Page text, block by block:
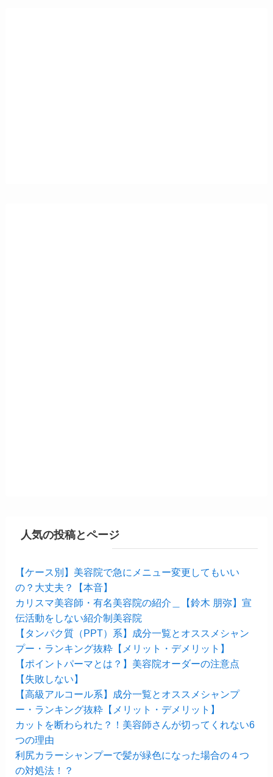
人気の投稿とページ
【ケース別】美容院で急にメニュー変更してもいい
の？大丈夫？【本音】
カリスマ美容師・有名美容院の紹介＿【鈴木 朋弥】宣
伝活動をしない紹介制美容院
【タンパク質（PPT）系】成分一覧とオススメシャン
プー・ランキング抜粋【メリット・デメリット】
【ポイントパーマとは？】美容院オーダーの注意点
【失敗しない】
【高級アルコール系】成分一覧とオススメシャンプ
ー・ランキング抜粋【メリット・デメリット】
カットを断わられた？！美容師さんが切ってくれない6
つの理由
利尻カラーシャンプーで髪が緑色になった場合の４つ
の対処法！？